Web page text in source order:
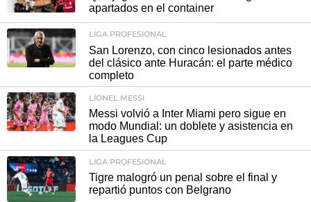
apartados en el container
LIGA PROFESIONAL
San Lorenzo, con cinco lesionados antes
del clásico ante Huracán: el parte médico
completo
LIONEL MESSI
Messi volvió a Inter Miami pero sigue en
modo Mundial: un doblete y asistencia en
la Leagues Cup
LIGA PROFESIONAL
Tigre malogró un penal sobre el final y
repartió puntos con Belgrano